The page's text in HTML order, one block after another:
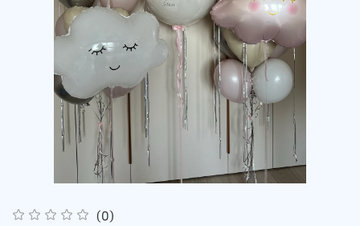
(0)